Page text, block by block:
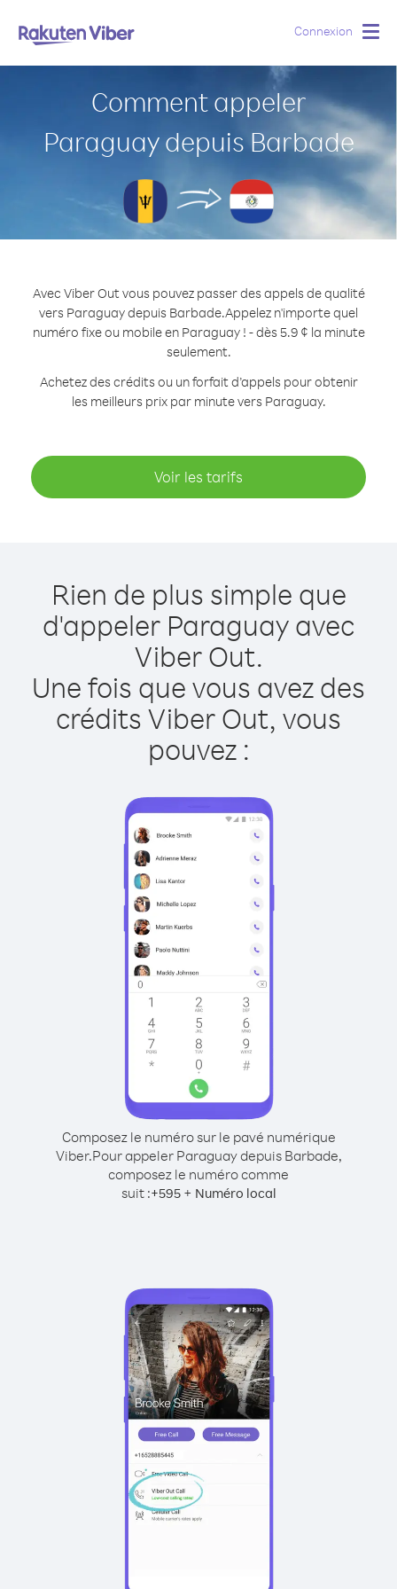
Connexion
Comment appeler
Paraguay depuis Barbade
Avec Viber Out vous pouvez passer des appels de qualité
vers Paraguay depuis Barbade.Appelez n'importe quel
numéro fixe ou mobile en Paraguay ! - dès 5.9 ¢ la minute
seulement.
Achetez des crédits ou un forfait d’appels pour obtenir
les meilleurs prix par minute vers Paraguay.
Voir les tarifs
Rien de plus simple que
d'appeler Paraguay avec
Viber Out.
Une fois que vous avez des
crédits Viber Out, vous
pouvez :
Composez le numéro sur le pavé numérique
Viber.Pour appeler Paraguay depuis Barbade,
composez le numéro comme
suit :+595+ Numéro local